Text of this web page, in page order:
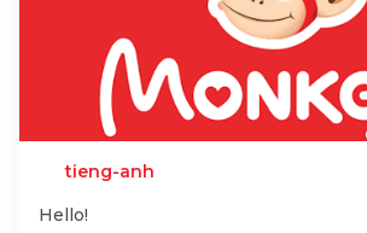
tieng-anh
Hello!